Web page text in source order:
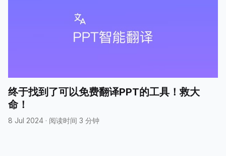
终于找到了可以免费翻译PPT的工具！救大
命！
8 Jul 2024 · 阅读时间 3 分钟